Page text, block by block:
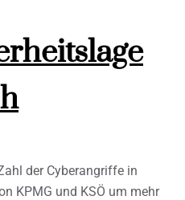
der Cyberangriffe in
KPMG und KSÖ um mehr